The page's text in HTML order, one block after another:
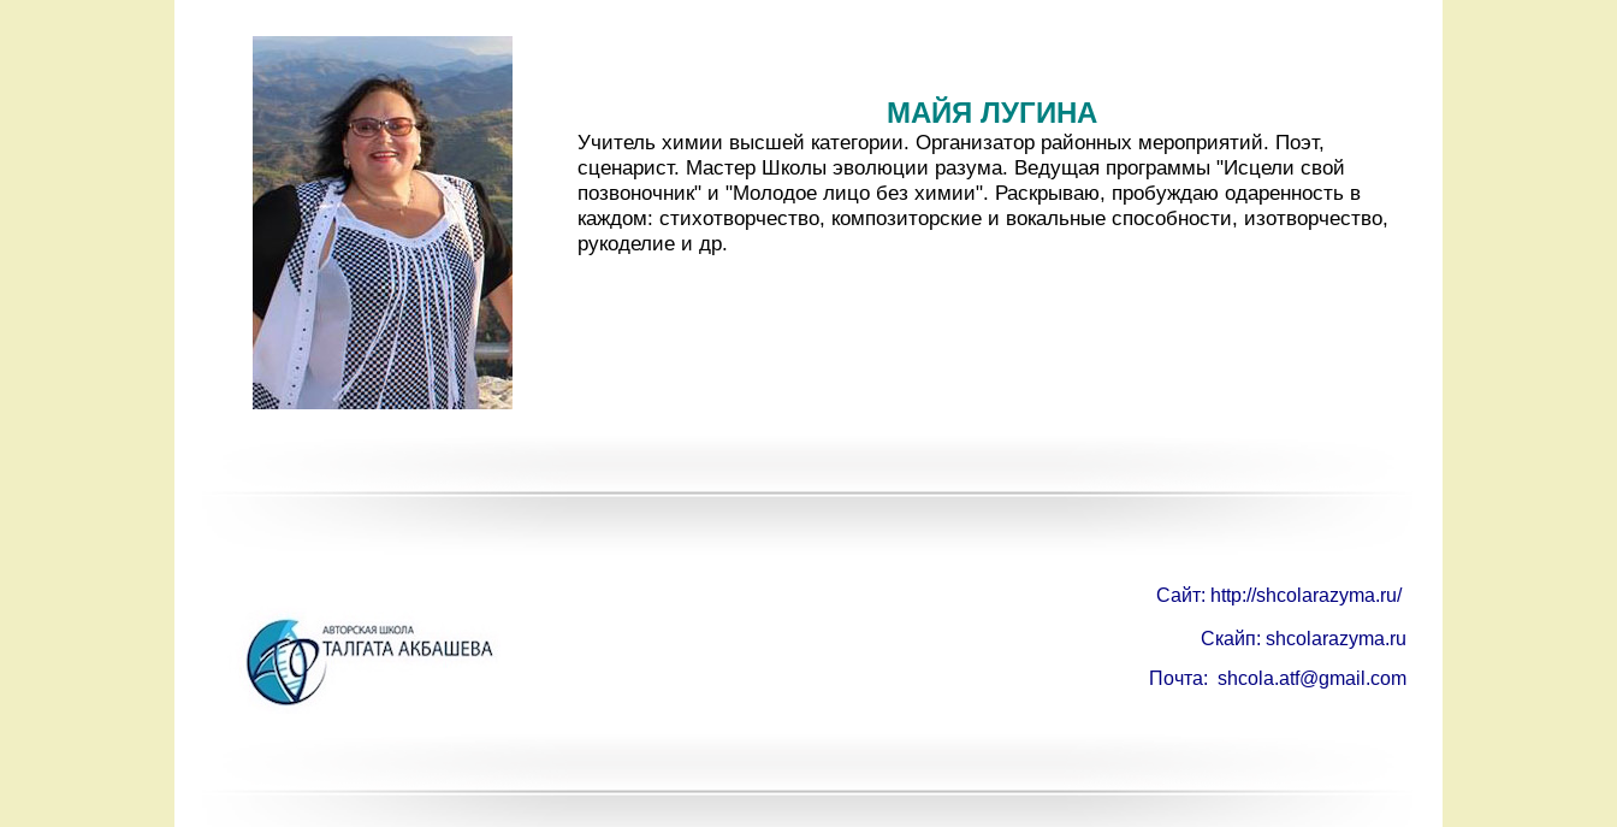
МАЙЯ ЛУГИНА
Учитель химии высшей категории. Организатор районных мероприятий. Поэт,
сценарист. Мастер Школы эволюции разума. Ведущая программы "Исцели свой
позвоночник" и "Молодое лицо без химии". Раскрываю, пробуждаю одаренность в
каждом: стихотворчество, композиторские и вокальные способности, изотворчество,
рукоделие и др.
Сайт: http://shcolarazyma.ru/
Cкайп: shcolarazyma.ru
Почта: shcola.atf@gmail.com